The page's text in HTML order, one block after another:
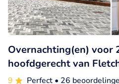
Overnachting(en) voor
hoofdgerecht van
9 Perfect • 26